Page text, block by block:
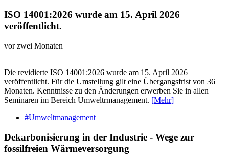
ISO 14001:2026 wurde am 15. April 2026
veröffentlicht.
vor zwei Monaten
Die revidierte ISO 14001:2026 wurde am 15. April 2026
veröffentlicht. Für die Umstellung gilt eine Übergangsfrist von 36
Monaten. Kenntnisse zu den Änderungen erwerben Sie in allen
Seminaren im Bereich Umweltrmanagement. [Mehr]
#Umweltmanagement
Dekarbonisierung in der Industrie - Wege zur
fossilfreien Wärmeversorgung